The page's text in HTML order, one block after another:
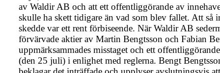
av Waldir AB och att ett offentliggörande av
skulle ha skett tidigare än vad som blev fallet. Att så
skedde var ett rent förbiseende. När Waldir AB
förvärvade aktier av Martin Bengtsson och Fabian
uppmärksammades misstaget och ett
(den 25 juli) i enlighet med reglerna. Bengt